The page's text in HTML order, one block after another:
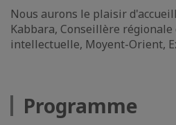
Nous aurons le plaisir
Kabbara, Conseillère
intellectuelle, Moyent-Orient,
Programme